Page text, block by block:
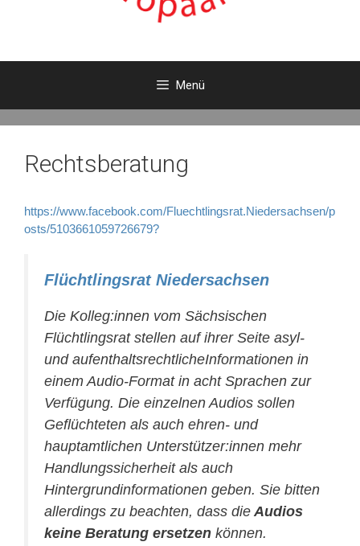
Menü
Rechtsberatung
https://www.facebook.com/Fluechtlingsrat.Niedersachsen/p
osts/5103661059726679?
Flüchtlingsrat Niedersachsen
Die Kolleg:innen vom Sächsischen
Flüchtlingsrat stellen auf ihrer Seite asyl-
und aufenthaltsrechtlicheInformationen in
einem Audio-Format in acht Sprachen zur
Verfügung. Die einzelnen Audios sollen
Geflüchteten als auch ehren- und
hauptamtlichen Unterstützer:innen mehr
Handlungssicherheit als auch
Hintergrundinformationen geben. Sie bitten
allerdings zu beachten, dass dieAudios
keine Beratung ersetzen können.